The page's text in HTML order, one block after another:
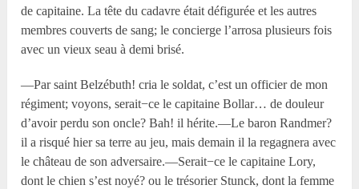
de capitaine. La tête du cadavre était défigurée et les autres
membres couverts de sang; le concierge l’arrosa plusieurs fois
avec un vieux seau à demi brisé.
—Par saint Belzébuth! cria le soldat, c’est un officier de mon
régiment; voyons, serait−ce le capitaine Bollar… de douleur
d’avoir perdu son oncle? Bah! il hérite.—Le baron Randmer?
il a risqué hier sa terre au jeu, mais demain il la regagnera avec
le château de son adversaire.—Serait−ce le capitaine Lory,
dont le chien s’est noyé? ou le trésorier Stunck, dont la femme